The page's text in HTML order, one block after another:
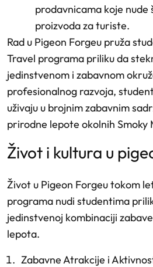
prodavnicama koje nude
proizvoda za turiste.
Rad u Pigeon Forgeu pruža
Travel programa priliku da
jedinstvenom i zabavnom
profesionalnog razvoja,
uživaju u brojnim zabavnim
prirodne lepote okolnih Smoky
život i kultura u
Život u Pigeon Forgeu tokom
programa nudi studentima
jedinstvenoj kombinaciji
lepota.
Zabavne Atrakcije i